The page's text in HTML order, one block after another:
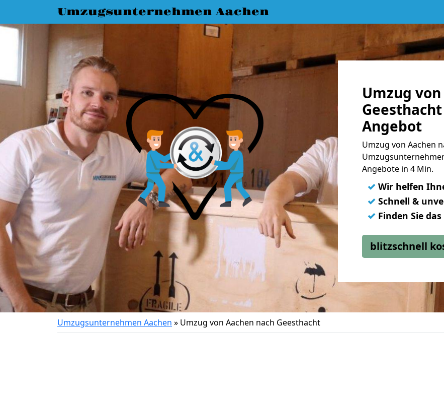
Umzugsunternehmen Aachen
Umzug
Angebot
Umzug von Aachen
Angebote in 4 Min.
✓ Wir helfen
✓ Schnell &
✓ Finden Sie
blitzschnell
Umzugsunternehmen Aachen » Umzug von Aachen nach Geesthacht